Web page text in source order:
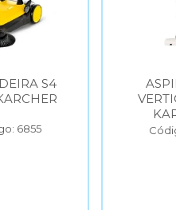
S4
6855